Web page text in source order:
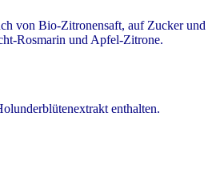
von Bio-Zitronensaft, auf Zucker und
Rosmarin und Apfel-Zitrone.
enthalten.